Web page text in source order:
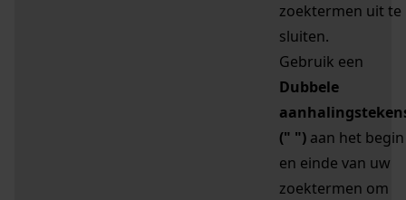
zoektermen uit te
sluiten.
Gebruik een
Dubbele
(" ") aan het begin
en einde van uw
zoektermen om